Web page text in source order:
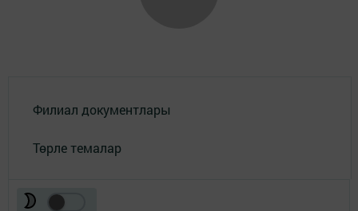
Филиал документлары
Төрле темалар